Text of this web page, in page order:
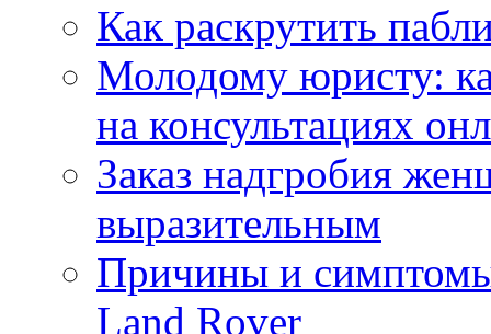
Как раскрутить
Молодому юристу:
на консультациях
Заказ надгробия
выразительным
Причины и
Land Rover